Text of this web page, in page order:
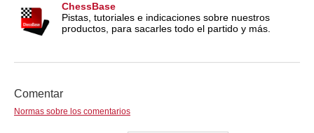
ChessBase
Pistas, tutoriales e indicaciones sobre nuestros
productos, para sacarles todo el partido y más.
Comentar
Normas sobre los comentarios